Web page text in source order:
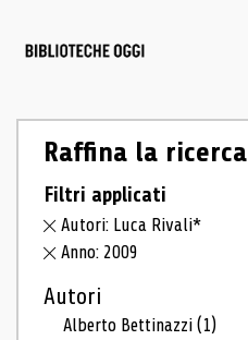
Raffina la ricerca
Filtri applicati
Autori: Luca Rivali*
Anno: 2009
Autori
Alberto Bettinazzi(1)